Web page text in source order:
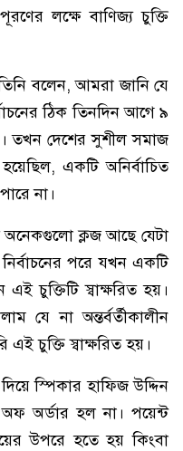
লক্ষে বাণিজ্য চুক্তি
বলেন, আমরা জানি যে
ঠিক তিনদিন আগে ৯
তখন দেশের সুশীল সমাজ
একটি অনির্বাচিত
না।
অনেকগুলো ক্লজ আছে যেটা
নির্বাচনের পরে যখন একটি
চুক্তিটি স্বাক্ষরিত হয়।
যে না অন্তর্বর্তীকালীন
চুক্তি স্বাক্ষরিত হয়।
স্পিকার হাফিজ উদ্দিন
অর্ডার হল না। পয়েন্ট
উপরে হতে হয় কিংবা